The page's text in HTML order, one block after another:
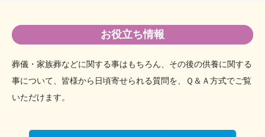
お役立ち情報
葬儀・家族葬などに関する事はもちろん、その後の供養に関する
事について、 皆様から日頃寄せられる質問を、Ｑ＆Ａ方式でご覧
いただけます。